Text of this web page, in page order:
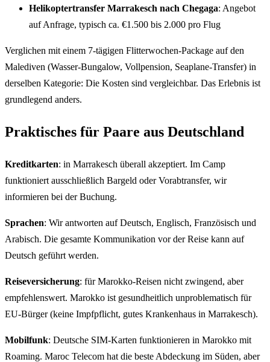
Helikoptertransfer Marrakesch nach Chegaga: Angebot
auf Anfrage, typisch ca. €1.500 bis 2.000 pro Flug
Verglichen mit einem 7-tägigen Flitterwochen-Package auf den
Malediven (Wasser-Bungalow, Vollpension, Seaplane-Transfer) in
derselben Kategorie: Die Kosten sind vergleichbar. Das Erlebnis ist
grundlegend anders.
Praktisches für Paare aus Deutschland
Kreditkarten: in Marrakesch überall akzeptiert. Im Camp
funktioniert ausschließlich Bargeld oder Vorabtransfer, wir
informieren bei der Buchung.
Sprachen: Wir antworten auf Deutsch, Englisch, Französisch und
Arabisch. Die gesamte Kommunikation vor der Reise kann auf
Deutsch geführt werden.
Reiseversicherung: für Marokko-Reisen nicht zwingend, aber
empfehlenswert. Marokko ist gesundheitlich unproblematisch für
EU-Bürger (keine Impfpflicht, gutes Krankenhaus in Marrakesch).
Mobilfunk: Deutsche SIM-Karten funktionieren in Marokko mit
Roaming. Maroc Telecom hat die beste Abdeckung im Süden, aber